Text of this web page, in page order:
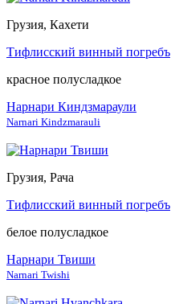
Грузия, Кахети
Тифлисский винный погребъ
красное полусладкое
Нарнари Киндзмараули
Narnari Kindzmarauli
Грузия, Рача
Тифлисский винный погребъ
белое полусладкое
Нарнари Твиши
Narnari Twishi